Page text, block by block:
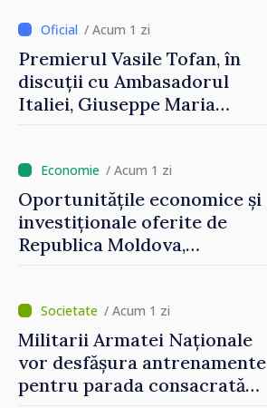
/ Acum 1 zi
Premierul Vasile Tofan, în
discuții cu Ambasadorul
Italiei, Giuseppe Maria
/ Acum 1 zi
Oportunitățile economice și
investiționale oferite de
Republica Moldova,
Forumul Diasporei
/ Acum 1 zi
Militarii Armatei Naționale
vor desfășura antrenamente
pentru parada consacrată